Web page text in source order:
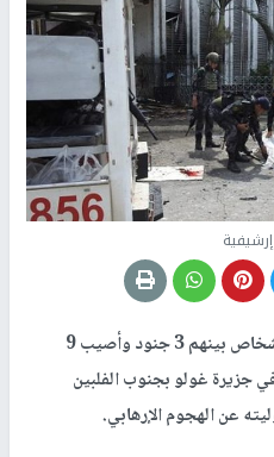
قتل 5 أشخاص بينهم 3 جنود وأصيب 9
جزيرة غولو بجنوب الفلبين
عن الهجوم الإرهابي.